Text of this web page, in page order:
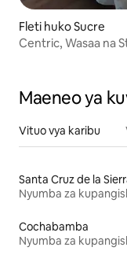
Fleti huko Sucre
Centric, Wasaa na
Maeneo ya
Vituo vya karibu
Santa Cruz de la
Cochabamba